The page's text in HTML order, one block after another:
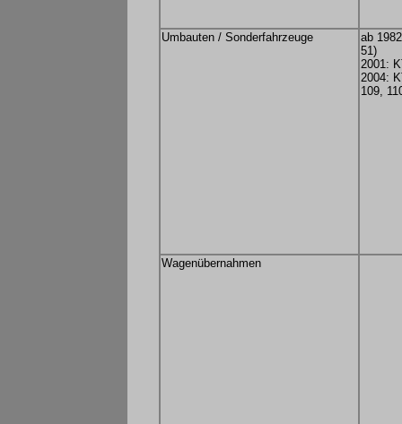
Umbauten / Sonderfahrzeuge
ab
51)
2001:
2004:
109,
Wagenübernahmen